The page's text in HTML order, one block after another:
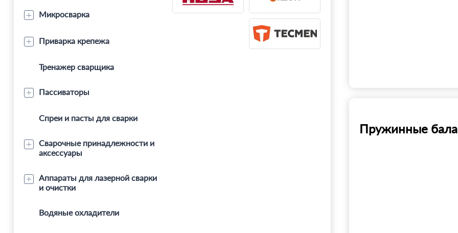
Микросварка
Приварка крепежа
Тренажер сварщика
Пассиваторы
Спреи и пасты для сварки
Сварочные принадлежности и
аксессуары
Аппараты для лазерной сварки
и очистки
Водяные охладители
Пружинные